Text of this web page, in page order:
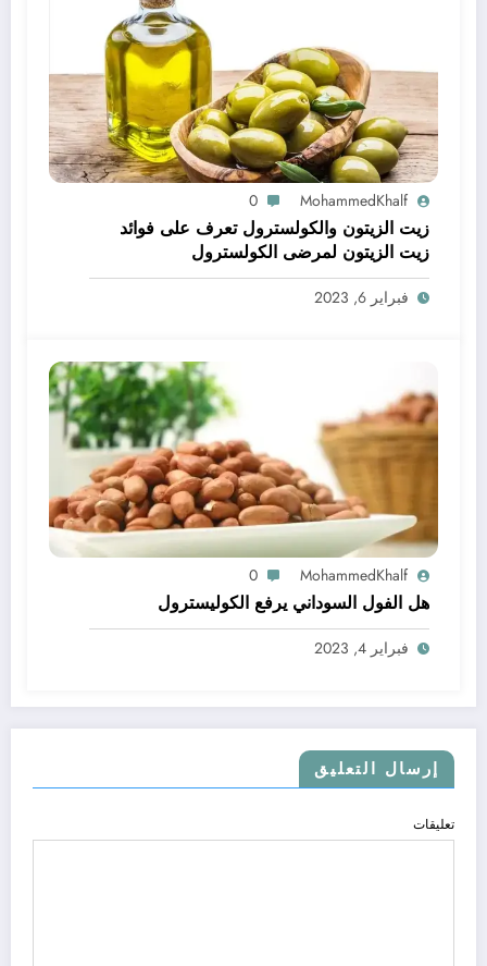
MohammedKhalf
0
زيت الزيتون والكولسترول تعرف على فوائد
زيت الزيتون لمرضى الكولسترول
فبراير 6, 2023
MohammedKhalf
0
هل الفول السوداني يرفع الكوليسترول
فبراير 4, 2023
إرسال التعليق
تعليقات